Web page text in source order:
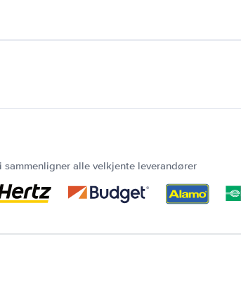
sammenligner alle velkjente leverandører